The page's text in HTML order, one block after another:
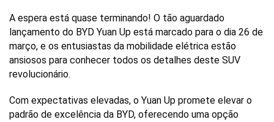
A espera está quase terminando! O tão aguardado
lançamento do BYD Yuan Up está marcado para o dia 26 de
março, e os entusiastas da mobilidade elétrica estão
ansiosos para conhecer todos os detalhes deste SUV
revolucionário.
Com expectativas elevadas, o Yuan Up promete elevar o
padrão de excelência da BYD, oferecendo uma opção